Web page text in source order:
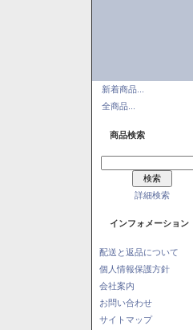
新着商品...
全商品...
商品検索
詳細検索
インフォメーション
配送と返品について
個人情報保護方針
会社案内
お問い合わせ
サイトマップ